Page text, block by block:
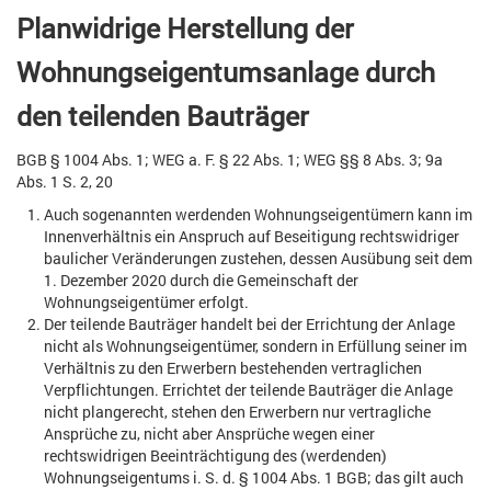
Planwidrige Herstellung der
Wohnungseigentumsanlage durch
den teilenden Bauträger
BGB § 1004 Abs. 1; WEG a. F. § 22 Abs. 1; WEG §§ 8 Abs. 3; 9a
Abs. 1 S. 2, 20
Auch sogenannten werdenden Wohnungseigentümern kann im
Innenverhältnis ein Anspruch auf Beseitigung rechtswidriger
baulicher Veränderungen zustehen, dessen Ausübung seit dem
1. Dezember 2020 durch die Gemeinschaft der
Wohnungseigentümer erfolgt.
Der teilende Bauträger handelt bei der Errichtung der Anlage
nicht als Wohnungseigentümer, sondern in Erfüllung seiner im
Verhältnis zu den Erwerbern bestehenden vertraglichen
Verpflichtungen. Errichtet der teilende Bauträger die Anlage
nicht plangerecht, stehen den Erwerbern nur vertragliche
Ansprüche zu, nicht aber Ansprüche wegen einer
rechtswidrigen Beeinträchtigung des (werdenden)
Wohnungseigentums i. S. d. § 1004 Abs. 1 BGB; das gilt auch